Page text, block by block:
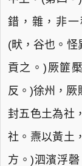
錯，雜，非
(畎，谷也。怪
貢之。)厥篚
反。)徐州，厥
封五色土為社
社。燾以黃土
方。)泗濱浮